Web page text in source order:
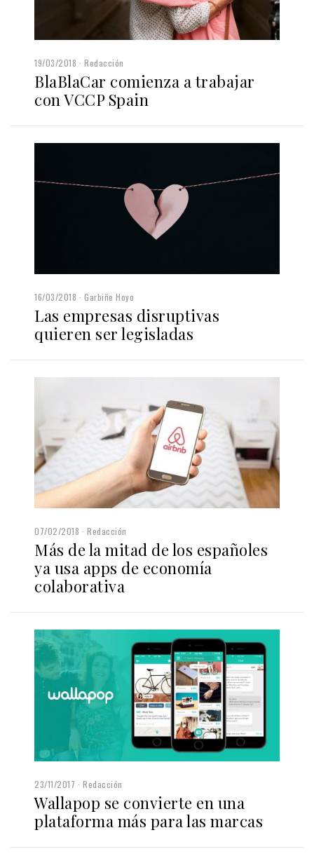
19/03/2018 Redacción
BlaBlaCar comienza a trabajar
con VCCP Spain
16/03/2018 Garbiñe Hoyo
Las empresas disruptivas
quieren ser legisladas
07/02/2018 Redacción
Más de la mitad de los españoles
ya usa apps de economía
colaborativa
23/11/2017 Redacción
Wallapop se convierte en una
plataforma más para las marcas